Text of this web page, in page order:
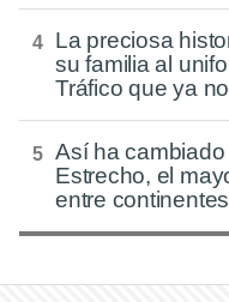
La preciosa
su familia al
Tráfico que ya
Así ha
Estrecho, el
entre continentes